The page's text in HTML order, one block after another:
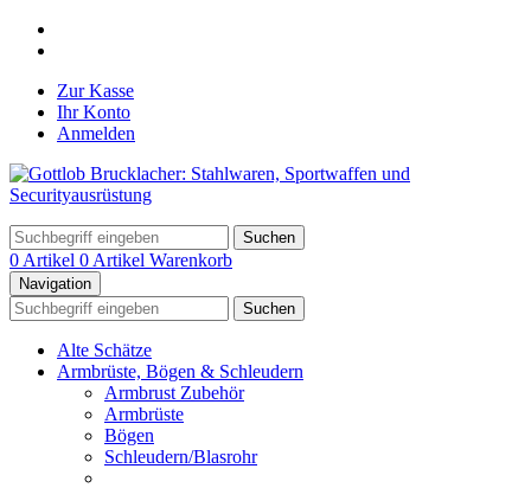
Zur Kasse
Ihr Konto
Anmelden
Suchen
0 Artikel 0 Artikel Warenkorb
Navigation
Suchen
Alte Schätze
Armbrüste, Bögen & Schleudern
Armbrust Zubehör
Armbrüste
Bögen
Schleudern/Blasrohr